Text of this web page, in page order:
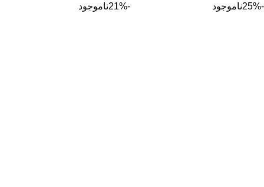
-25% ناموجود -21% ناموجود